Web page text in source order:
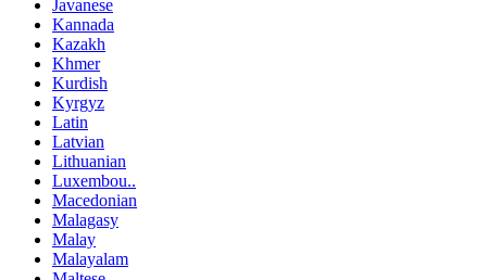
Javanese
Kannada
Kazakh
Khmer
Kurdish
Kyrgyz
Latin
Latvian
Lithuanian
Luxembou..
Macedonian
Malagasy
Malay
Malayalam